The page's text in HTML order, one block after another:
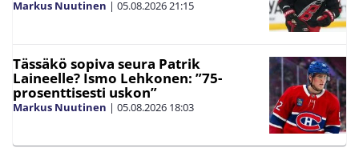
Markus Nuutinen | 05.08.202621:15
Tässäkö sopiva seura Patrik
Laineelle? Ismo Lehkonen: ”75-
prosenttisesti uskon”
Markus Nuutinen | 05.08.2026 18:03